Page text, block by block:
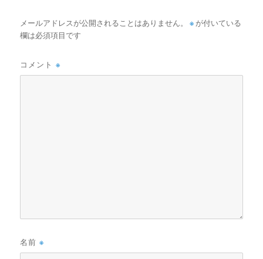
メールアドレスが公開されることはありません。 ※ が付いている
欄は必須項目です
コメント※
名前※